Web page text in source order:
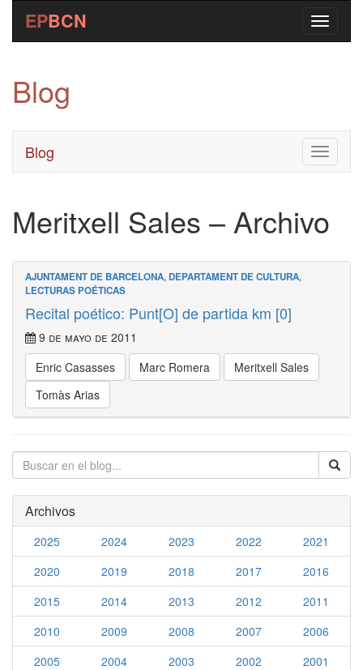
EPBCN
Blog
Toggle
Blog
Meritxell Sales – Archivo
AJUNTAMENT DE BARCELONA, DEPARTAMENT DE CULTURA,
LECTURAS POÉTICAS
Recital poético: Punt[O] de partida km [0]
9 de mayo de 2011
Enric Casasses
Marc Romera
Meritxell Sales
Tomàs Arias
Archivos
2025 2024 2023 2022
2021
2020
2019 2018 2017
2016
2015
2014 2013 2012
2011
2010
2009 2008 2007
2006
2005
2004 2003 2002
2001